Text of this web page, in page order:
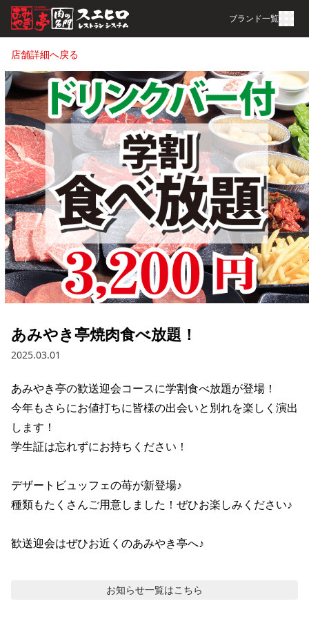
ブランド一覧
店舗詳細へ戻る
あみやき亭焼肉食べ放題！
2025.03.01
あみやき亭の歓送迎会コースに学割食べ放題が登場！
今年もさらにお値打ちに皆様の出会いと別れを楽しく演出
します！
学生証は忘れずにお持ちください！
デザートビュッフェの苺が新登場♪
種類もたくさんご用意しました！ぜひお楽しみください♪
歓送迎会はぜひお近くのあみやき亭へ♪
お知らせ一覧はこちら